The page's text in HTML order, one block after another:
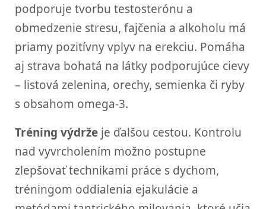
podporuje tvorbu testosterónu a
obmedzenie stresu, fajčenia a alkoholu má
priamy pozitívny vplyv na erekciu. Pomáha
aj strava bohatá na látky podporujúce cievy
– listová zelenina, orechy, semienka či ryby
s obsahom omega-3.
Tréning výdrže je ďalšou cestou. Kontrolu
nad vyvrcholením možno postupne
zlepšovať technikami práce s dychom,
tréningom oddialenia ejakulácie a